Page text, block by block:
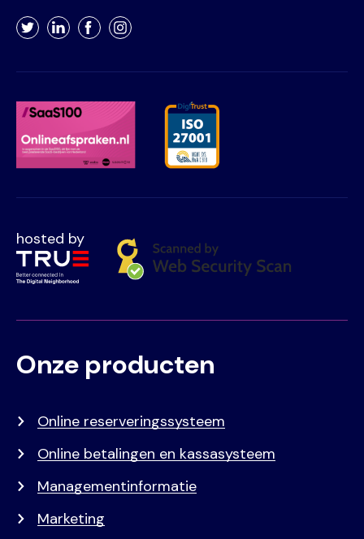
TwitterLinkedInFacebookInstagram
hosted by
Voet
Primair
Onze producten
Online reserveringssysteem
Online betalingen en kassasysteem
Managementinformatie
Marketing